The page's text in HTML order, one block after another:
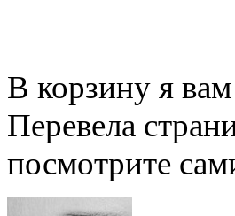
В корзину я
Перевела
посмотрите